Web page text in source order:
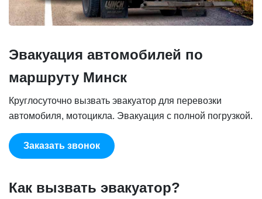
Эвакуация автомобилей по
маршруту Минск
Круглосуточно вызвать эвакуатор для перевозки
автомобиля, мотоцикла. Эвакуация с полной погрузкой.
Заказать звонок
Как вызвать эвакуатор?